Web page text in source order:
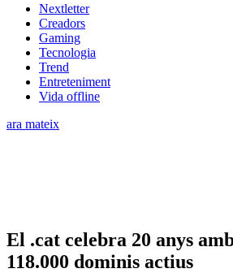
Nextletter
Creadors
Gaming
Tecnologia
Trend
Entreteniment
Vida offline
ara mateix
El .cat celebra 20 anys
118.000 dominis actius